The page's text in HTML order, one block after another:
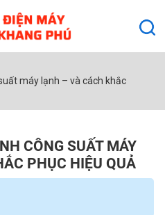
máy lạnh – và cách khắc
CÔNG SUẤT MÁY
PHỤC HIỆU QUẢ